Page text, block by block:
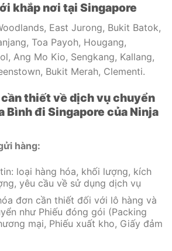
khắp nơi tại Singapore
East Jurong, Bukit Batok,
Toa Payoh, Hougang,
Ang Mo Kio, Sengkang, Kallang,
Bukit Merah, Clementi.
thiết về dịch vụ chuyển
Bình đi Singapore của Ninja
hàng:
loại hàng hóa, khối lượng, kích
yêu cầu về sử dụng dịch vụ
đơn cần thiết đối với lô hàng và
như Phiếu đóng gói (Packing
mại, Phiếu xuất kho, Giấy đảm